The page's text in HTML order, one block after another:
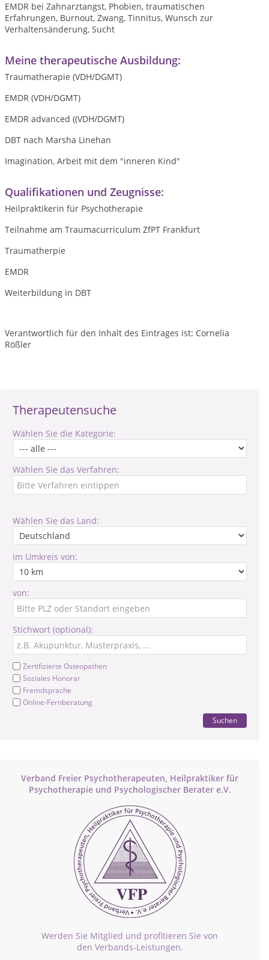
Therapeutensuche
Wählen Sie die Kategorie:
Wählen Sie das Verfahren:
Wählen Sie das Land:
Im Umkreis von:
von:
Stichwort (optional):
Zertifizierte Osteopathen
Soziales Honorar
Fremdsprache
Online-Fernberatung
Suchen
Verband Freier Psychotherapeuten, Heilpraktiker für
Psychotherapie und Psychologischer Berater e.V.
Werden Sie Mitglied und profitieren Sie von
den Verbands-Leistungen.
EMDR bei Zahnarztangst, Phobien, traumatischen
Erfahrungen, Burnout, Zwang, Tinnitus, Wunsch zur
Verhaltensänderung, Sucht
Meine therapeutische Ausbildung:
Traumatherapie (VDH/DGMT)
EMDR (VDH/DGMT)
EMDR advanced ((VDH/DGMT)
DBT nach Marsha Linehan
Imagination, Arbeit mit dem "inneren Kind"
Qualifikationen und Zeugnisse:
Heilpraktikerin für Psychotherapie
Teilnahme am Traumacurriculum ZfPT Frankfurt
Traumatherpie
EMDR
Weiterbildung in DBT
Verantwortlich für den Inhalt des Eintrages ist: Cornelia
Rößler